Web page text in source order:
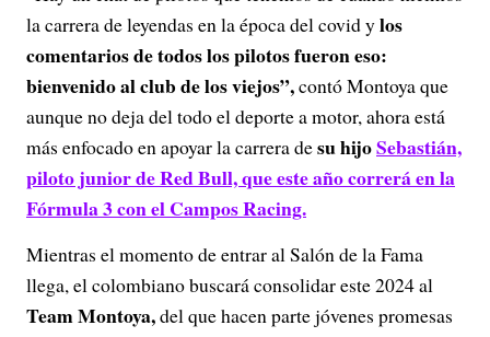
la carrera de leyendas en la época del covid ylos
comentarios de todos los pilotos fueron eso:
bienvenido al club de los viejos”,contó Montoya que
aunque no deja del todo el deporte a motor, ahora está
más enfocado en apoyar la carrera desu hijoSebastián,
piloto junior de Red Bull, que este año correrá en la
Fórmula 3 con el Campos Racing.
Mientras el momento de entrar al Salón de la Fama
llega, el colombiano buscará consolidar este 2024 al
Team Montoya,del que hacen parte jóvenes promesas